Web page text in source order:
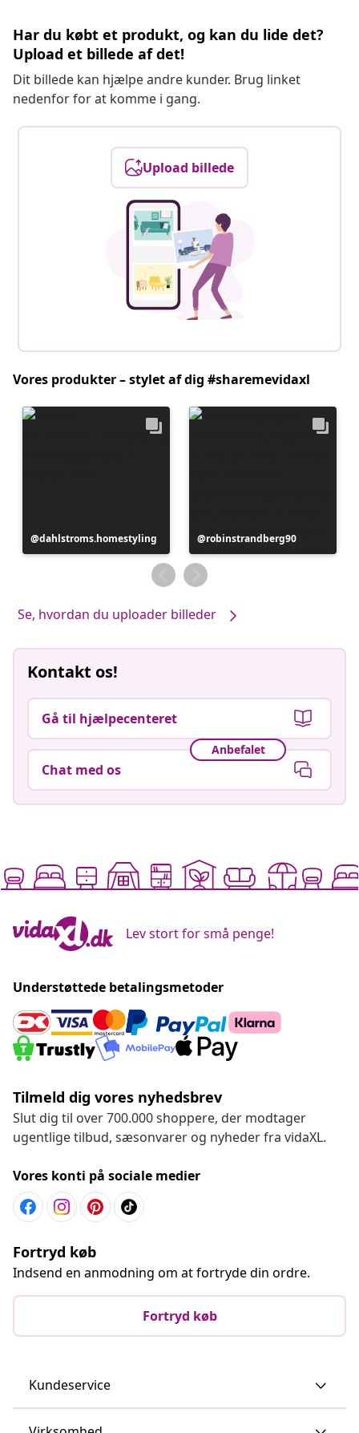
Har du købt et produkt, og kan du lide det?
Upload et billede af det!
Dit billede kan hjælpe andre kunder. Brug linket
nedenfor for at komme i gang.
Upload billede
Vores produkter – stylet af dig #sharemevidaxl
Opslag
offentliggjort
dahlstroms.homestyling
Opslag
offentliggjort
af
robinstrandberg90
Se, hvordan du uploader billeder
Kontakt os!
Gå til hjælpecenteret
Anbefalet
Chat med os
Lev stort for små penge!
Understøttede betalingsmetoder
Tilmeld dig vores nyhedsbrev
Slut dig til over 700.000 shoppere, der modtager
ugentlige tilbud, sæsonvarer og nyheder fra vidaXL.
Vores konti på sociale medier
Fortryd køb
Indsend en anmodning om at fortryde din ordre.
Fortryd køb
Kundeservice